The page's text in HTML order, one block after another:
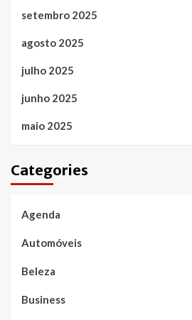
setembro 2025
agosto 2025
julho 2025
junho 2025
maio 2025
Categories
Agenda
Automóveis
Beleza
Business